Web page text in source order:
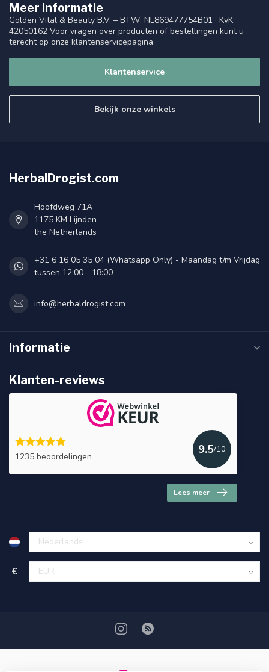
Meer informatie
Golden Vital & Beauty B.V. – BTW: NL869477754B01 · KvK:
42050162 Voor vragen over producten of bestellingen kunt u
terecht op onze klantenservicepagina.
Klantenservice
Bekijk onze winkels
HerbalDrogist.com
Hoofdweg 71A
1175 KM Lijnden
the Netherlands
+31 6 16 05 35 04 (Whatsapp Only) - Maandag t/m Vrijdag
tussen 12:00 - 18:00
info@herbaldrogist.com
Informatie
Klanten-reviews
1235 beoordelingen
9.5/10
Lees meer
€